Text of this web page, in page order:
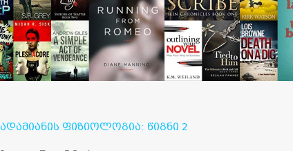
ადამიანის ფიზიოლოგია: წიგნი 2